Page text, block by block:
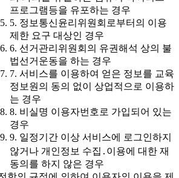
프로그램등을 유포하는 경우
5. 정보통신윤리위원회로부터의 이용
제한 요구 대상인 경우
6. 선거관리위원회의 유권해석 상의 불
법선거운동을 하는 경우
7. 서비스를 이용하여 얻은 정보를 교육
정보원의 동의 없이 상업적으로 이용하
는 경우
8. 비실명 이용자번호로 가입되어 있는
경우
9. 일정기간 이상 서비스에 로그인하지
않거나 개인정보 수집․이용에 대한 재
동의를 하지 않은 경우